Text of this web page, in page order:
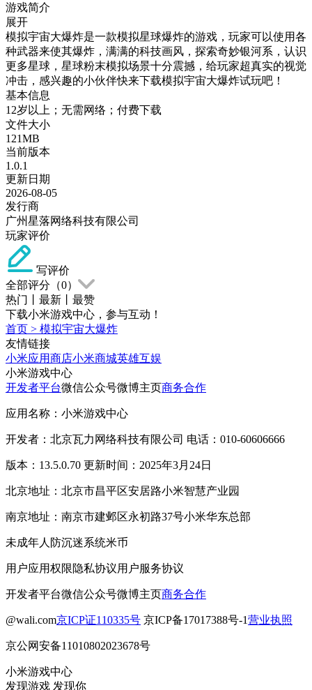
游戏简介
展开
模拟宇宙大爆炸是一款模拟星球爆炸的游戏，玩家可以使用各
种武器来使其爆炸，满满的科技画风，探索奇妙银河系，认识
更多星球，星球粉末模拟场景十分震撼，给玩家超真实的视觉
冲击，感兴趣的小伙伴快来下载模拟宇宙大爆炸试玩吧！
基本信息
12岁以上；无需网络；付费下载
文件大小
121MB
当前版本
1.0.1
更新日期
2026-08-05
发行商
广州星落网络科技有限公司
玩家评价
写评价
全部评分（0）
热门
最新
最赞
下载小米游戏中心，参与互动！
首页 > 模拟宇宙大爆炸
友情链接
小米应用商店小米商城英雄互娱
小米游戏中心
开发者平台微信公众号微博主页商务合作
应用名称：小米游戏中心
开发者：北京瓦力网络科技有限公司 电话：010-60606666
版本：13.5.0.70 更新时间：2025年3月24日
北京地址：北京市昌平区安居路小米智慧产业园
南京地址：南京市建邺区永初路37号小米华东总部
未成年人防沉迷系统米币
用户应用权限隐私协议用户服务协议
开发者平台微信公众号微博主页商务合作
@wali.com京ICP证110335号 京ICP备17017388号-1营业执照
京公网安备11010802023678号
小米游戏中心
发现游戏 发现你